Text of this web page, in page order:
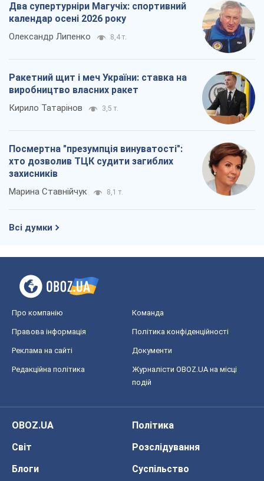
Два супертурніри Магучіх: спортивний
календар осені 2026 року
Олександр Липенко 8,4 т.
Ракетний щит і меч України: ставка на
виробництво власних ракет
Кирило Татарінов 3,5 т.
Посмертна "презумпція винуватості":
хто дозволив ТЦК судити загиблих
захисників
Марина Ставнійчук 8,1 т.
Всі думки
Про компанію Команда
Правова інформація Політика конфіденційності
Реклама на сайті Документи
Редакційна політика
Журналісти OBOZ.UA на місці
подій
OBOZ.UA
Політика
Світ
Розслідування
Блоги
Суспільство